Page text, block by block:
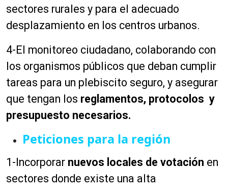
sectores rurales y para el adecuado
desplazamiento en los centros urbanos.
4-El monitoreo ciudadano, colaborando con
los organismos públicos que deban cumplir
tareas para un plebiscito seguro, y asegurar
que tengan los reglamentos, protocolos y
presupuesto necesarios.
Peticiones para la región
1-Incorporar nuevos locales de votación en
sectores donde existe una alta